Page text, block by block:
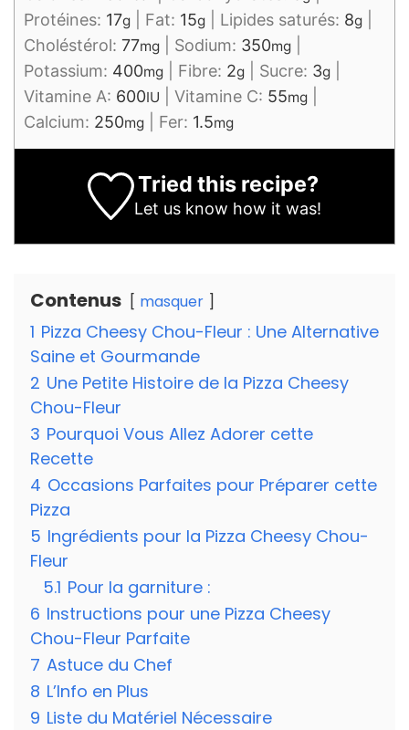
Protéines: 17g Fat: 15g Lipides saturés: 8g
Choléstérol: 77mg Sodium: 350mg
Potassium: 400mg Fibre: 2g Sucre: 3g
Vitamine A: 600IU Vitamine C: 55mg
Calcium: 250mg Fer: 1.5mg
Tried this recipe?
Let us know how it was!
Contenus masquer
1 Pizza Cheesy Chou-Fleur : Une Alternative
Saine et Gourmande
2 Une Petite Histoire de la Pizza Cheesy
Chou-Fleur
3 Pourquoi Vous Allez Adorer cette
Recette
4 Occasions Parfaites pour Préparer cette
Pizza
5 Ingrédients pour la Pizza Cheesy Chou-
Fleur
5.1 Pour la garniture :
6 Instructions pour une Pizza Cheesy
Chou-Fleur Parfaite
7 Astuce du Chef
8 L’Info en Plus
9 Liste du Matériel Nécessaire